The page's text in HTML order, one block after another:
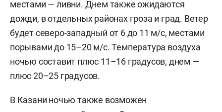
местами — ливни. Днем также ожидаются
дожди, в отдельных районах гроза и град. Ветер
будет северо-западный от 6 до 11 м/с, местами
порывами до 15–20 м/с. Температура воздуха
ночью составит плюс 11–16 градусов, днем —
плюс 20–25 градусов.
В Казани ночью также возможен